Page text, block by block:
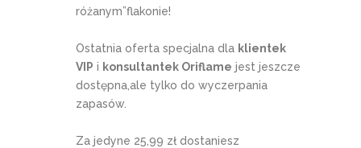
różanym”flakonie!
Ostatnia oferta specjalna dla klientek
VIP i konsultantek Oriflame jest jeszcze
dostępna,ale tylko do wyczerpania
zapasów.
Za jedyne 25,99 zł dostaniesz